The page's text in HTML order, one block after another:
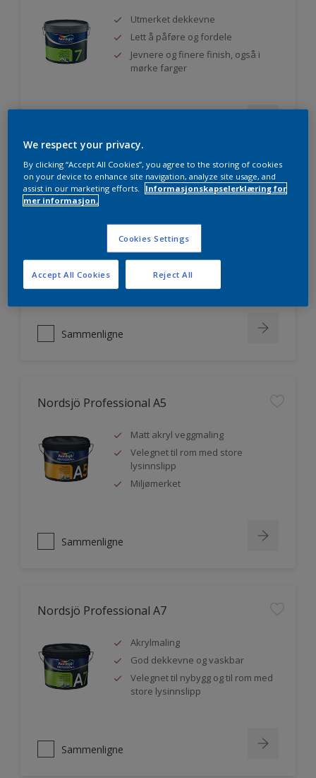
Utmerket dekkevne
Lett å påføre og fordele
Jevnere og finere finish, også i
mørke farger
Nordsjö Professional 20
Veggmaling med god dekkevne
Utviklet av og for profesjonelle
malere
Miljømerket
Sammenligne
Nordsjö Professional A5
Matt akryl veggmaling
Velegnet til rom med store
lysinnslipp
Miljømerket
Sammenligne
Nordsjö Professional A7
Akrylmaling
God dekkevne og vaskbar
Velegnet til nybygg og til rom med
store lysinnslipp
Sammenligne
We respect your privacy.
By clicking “Accept All Cookies”, you agree to the storing of cookies
on your device to enhance site navigation, analyze site usage, and
assist in our marketing efforts.
Informasjonskapselerklæring for
mer informasjon.
Cookies Settings
Reject All
Accept All Cookies